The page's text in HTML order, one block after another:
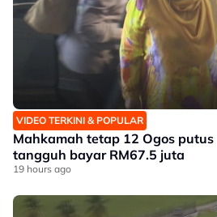
VIDEO TERKINI & POPULAR
Mahkamah tetap 12 Ogos putus
tangguh bayar RM67.5 juta
19 hours ago